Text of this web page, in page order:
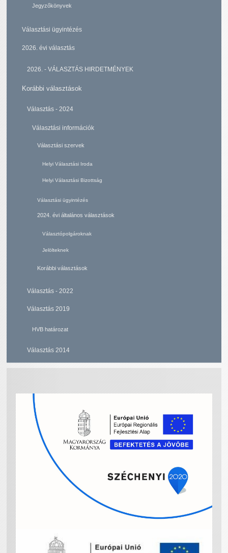
Jegyzőkönyvek
Választási ügyintézés
2026. évi választás
2026. - VÁLASZTÁS HIRDETMÉNYEK
Korábbi választások
Választás - 2024
Választási információk
Választási szervek
Helyi Választási Iroda
Helyi Választási Bizottság
Választási ügyintézés
2024. évi általános választások
Választópolgároknak
Jelölteknek
Korábbi választások
Választás - 2022
Választás 2019
HVB határozat
Választás 2014